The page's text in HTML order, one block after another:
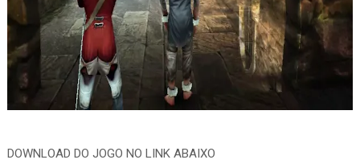
DOWNLOAD DO JOGO NO LINK ABAIXO